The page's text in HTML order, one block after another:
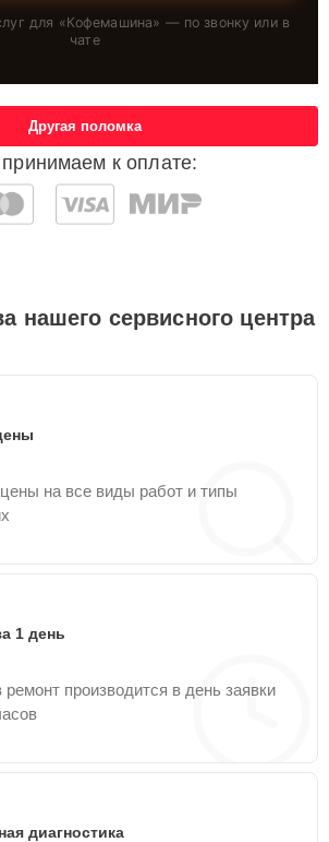
для «Кофемашина» — по звонку или в
чате
к оплате:
Другая поломка
нашего сервисного центра
на все виды работ и типы
1 день
производится в день заявки
диагностика